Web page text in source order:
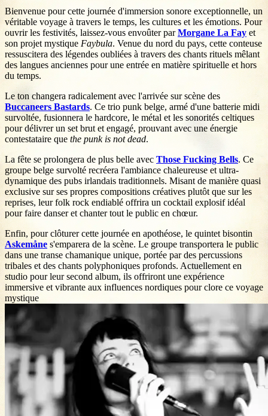
Bienvenue pour cette journée d'immersion sonore exceptionnelle, un
véritable voyage à travers le temps, les cultures et les émotions. Pour
ouvrir les festivités, laissez-vous envoûter parMorgane La Fay et
son projet mystique Faybula. Venue du nord du pays, cette conteuse
ressuscitera des légendes oubliées à travers des chants rituels mêlant
des langues anciennes pour une entrée en matière spirituelle et hors
du temps.
Le ton changera radicalement avec l'arrivée sur scène des
Buccaneers Bastards. Ce trio punk belge, armé d'une batterie midi
survoltée, fusionnera le hardcore, le métal et les sonorités celtiques
pour délivrer un set brut et engagé, prouvant avec une énergie
contestataire que the punk is not dead.
La fête se prolongera de plus belle avec Those Fucking Bells. Ce
groupe belge survolté recréera l'ambiance chaleureuse et ultra-
dynamique des pubs irlandais traditionnels. Misant de manière quasi
exclusive sur ses propres compositions créatives plutôt que sur les
reprises, leur folk rock endiablé offrira un cocktail explosif idéal
pour faire danser et chanter tout le public en chœur.
Enfin, pour clôturer cette journée en apothéose, le quintet bisontin
Askemåne s'emparera de la scène. Le groupe transportera le public
dans une transe chamanique unique, portée par des percussions
tribales et des chants polyphoniques profonds. Actuellement en
studio pour leur second album, ils offriront une expérience
immersive et vibrante aux influences nordiques pour clore ce voyage
mystique